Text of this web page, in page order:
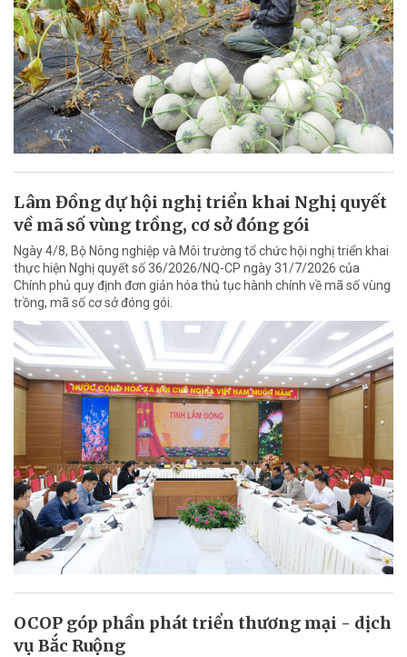
Lâm Đồng dự hội nghị triển khai Nghị quyết
về mã số vùng trồng, cơ sở đóng gói
Ngày 4/8, Bộ Nông nghiệp và Môi trường tổ chức hội nghị triển khai
thực hiện Nghị quyết số 36/2026/NQ-CP ngày 31/7/2026 của
Chính phủ quy định đơn giản hóa thủ tục hành chính về mã số vùng
trồng, mã số cơ sở đóng gói.
OCOP góp phần phát triển thương mại - dịch
vụ Bắc Ruộng